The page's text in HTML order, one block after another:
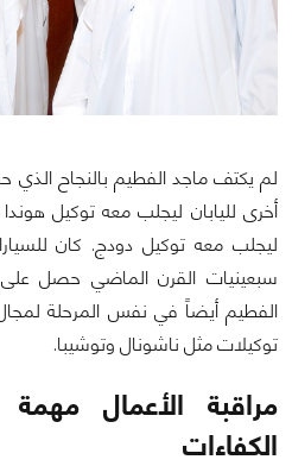
لم يكتف ماجد الفطيم بالنجاح الذي
أخرى لليابان ليجلب معه توكيل
ليجلب معه توكيل دودج. كان
سبعينيات القرن الماضي حصل على
الفطيم أيضاً في نفس المرحلة
توكيلات مثل ناشونال وتوشيبا.
مراقبة الأعمال
الكفاءات